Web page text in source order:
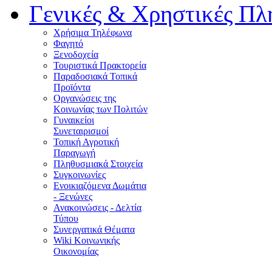
Γενικές & Χρηστικές
Χρήσιμα Τηλέφωνα
Φαγητό
Ξενοδοχεία
Τουριστικά Πρακτορεία
Παραδοσιακά Τοπικά
Προϊόντα
Οργανώσεις της
Κοινωνίας των Πολιτών
Γυναικείοι
Συνεταιρισμοί
Τοπική Αγροτική
Παραγωγή
Πληθυσμιακά Στοιχεία
Συγκοινωνίες
Ενοικιαζόμενα Δωμάτια
- Ξενώνες
Ανακοινώσεις - Δελτία
Τύπου
Συνεργατικά Θέματα
Wiki Κοινωνικής
Οικονομίας